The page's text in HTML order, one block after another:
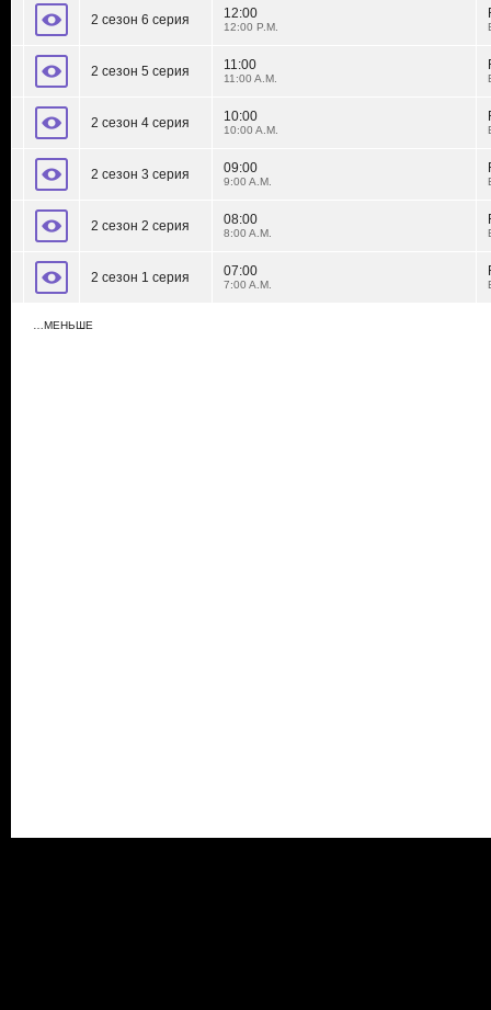
2 сезон 6 серия 12:00
12:00 P.M.
2 сезон 5 серия 11:00
11:00 A.M.
2 сезон 4 серия 10:00
10:00 A.M.
2 сезон 3 серия 09:00
9:00 A.M.
2 сезон 2 серия 08:00
8:00 A.M.
2 сезон 1 серия 07:00
7:00 A.M.
…МЕНЬШЕ